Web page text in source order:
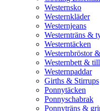
Westernsko
Westernkläder
Westernjeans
Westernträns &
Westerntäcken
Westernbröstor
Westernbett &
Westernpaddar
Girths & Stirrups
Ponnytäcken
Ponnyschabrak
Ponnyträns &